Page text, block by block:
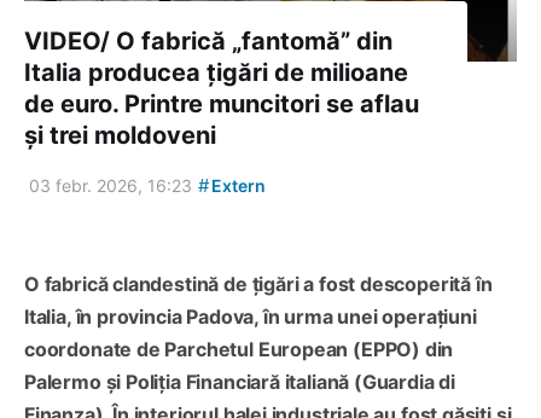
VIDEO/ O fabrică „fantomă” din
Italia producea țigări de milioane
de euro. Printre muncitori se aflau
și trei moldoveni
03 febr. 2026, 16:23 #Extern
O fabrică clandestină de țigări a fost descoperită în
Italia, în provincia Padova, în urma unei operațiuni
coordonate de Parchetul European (EPPO) din
Palermo și Poliția Financiară italiană (Guardia di